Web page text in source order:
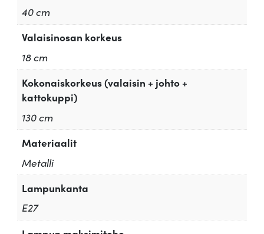
40 cm
Valaisinosan korkeus
18 cm
Kokonaiskorkeus (valaisin + johto +
kattokuppi)
130 cm
Materiaalit
Metalli
Lampunkanta
E27